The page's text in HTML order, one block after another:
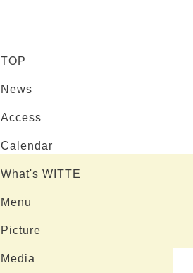
TOP
News
Access
Calendar
What's WITTE
Menu
Picture
Media